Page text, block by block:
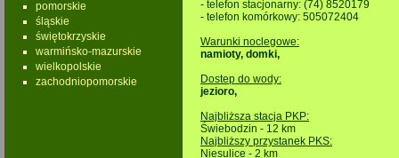
pomorskie
śląskie
świętokrzyskie
warmińsko-mazurskie
wielkopolskie
zachodniopomorskie
- telefon stacjonarny: (74) 8520179
- telefon komórkowy: 505072404
Warunki noclegowe:
namioty, domki,
Dostep do wody:
jezioro,
Najbliższa stacja PKP:
Świebodzin - 12 km
Najbliższy przystanek PKS:
Niesulice - 2 km